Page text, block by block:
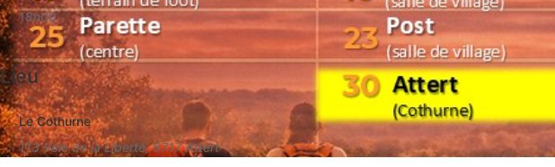
18h00
Lieu
Le Cothurne
113 Voie de la Liberté, 6717 Attert